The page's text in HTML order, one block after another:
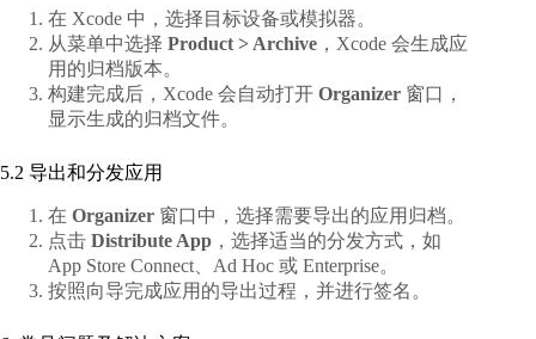
在 Xcode 中，选择目标设备或模拟器。
从菜单中选择 Product > Archive ，Xcode 会生成应
用的归档版本。
构建完成后，Xcode 会自动打开 Organizer 窗口，
显示生成的归档文件。
5.2 导出和分发应用
在 Organizer 窗口中，选择需要导出的应用归档。
点击 Distribute App ，选择适当的分发方式，如
App Store Connect、Ad Hoc 或 Enterprise。
按照向导完成应用的导出过程，并进行签名。